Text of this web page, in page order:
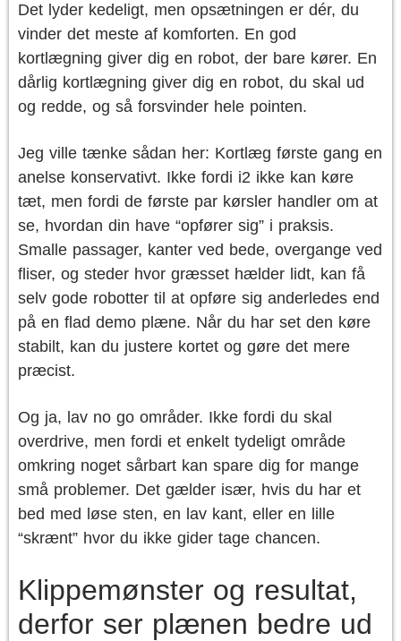
Det lyder kedeligt, men opsætningen er dér, du
vinder det meste af komforten. En god
kortlægning giver dig en robot, der bare kører. En
dårlig kortlægning giver dig en robot, du skal ud
og redde, og så forsvinder hele pointen.
Jeg ville tænke sådan her: Kortlæg første gang en
anelse konservativt. Ikke fordi i2 ikke kan køre
tæt, men fordi de første par kørsler handler om at
se, hvordan din have “opfører sig” i praksis.
Smalle passager, kanter ved bede, overgange ved
fliser, og steder hvor græsset hælder lidt, kan få
selv gode robotter til at opføre sig anderledes end
på en flad demo plæne. Når du har set den køre
stabilt, kan du justere kortet og gøre det mere
præcist.
Og ja, lav no go områder. Ikke fordi du skal
overdrive, men fordi et enkelt tydeligt område
omkring noget sårbart kan spare dig for mange
små problemer. Det gælder især, hvis du har et
bed med løse sten, en lav kant, eller en lille
“skrænt” hvor du ikke gider tage chancen.
Klippemønster og resultat,
derfor ser plænen bedre ud